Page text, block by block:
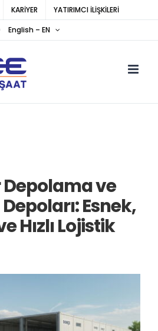
KARİYER
YATIRIMCI İLİŞKİLERİ
English – EN
Depolama ve
Esnek,
Hızlı Lojistik